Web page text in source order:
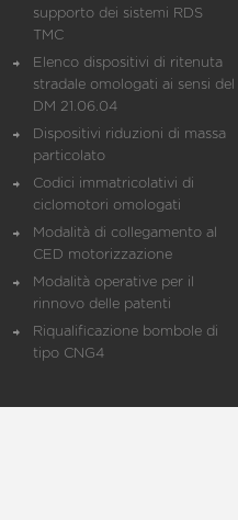
supporto dei sistemi RDS
TMC
Elenco dispositivi di ritenuta
stradale omologati ai sensi del
DM 21.06.04
Dispositivi riduzioni di massa
particolato
Codici immatricolativi di
ciclomotori omologati
Modalità di collegamento al
CED motorizzazione
Modalità operative per il
rinnovo delle patenti
Riqualificazione bombole di
tipo CNG4